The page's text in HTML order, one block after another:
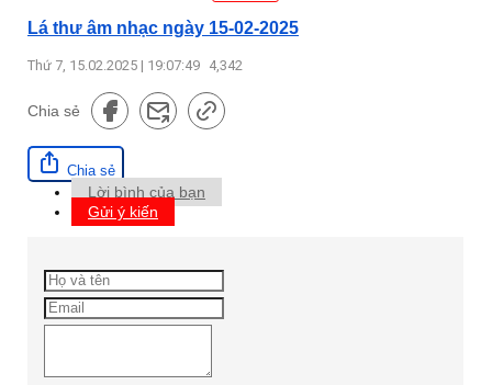
Lá thư âm nhạc ngày 15-02-2025
Thứ 7, 15.02.2025 | 19:07:49 4,342
Chia sẻ
Chia sẻ
Lời bình của bạn
Gửi ý kiến